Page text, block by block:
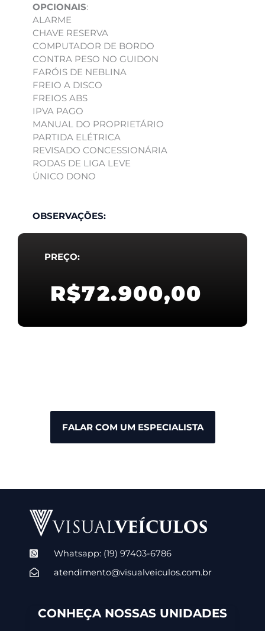
OPCIONAIS:
ALARME
CHAVE RESERVA
COMPUTADOR DE BORDO
CONTRA PESO NO GUIDON
FARÓIS DE NEBLINA
FREIO A DISCO
FREIOS ABS
IPVA PAGO
MANUAL DO PROPRIETÁRIO
PARTIDA ELÉTRICA
REVISADO CONCESSIONÁRIA
RODAS DE LIGA LEVE
ÚNICO DONO
OBSERVAÇÕES:
PREÇO:
R$72.900,00
FALAR COM UM ESPECIALISTA
Whatsapp: (19) 97403-6786
atendimento@visualveiculos.com.br
CONHEÇA NOSSAS UNIDADES